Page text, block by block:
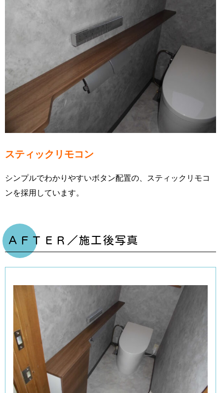
スティックリモコン
シンプルでわかりやすいボタン配置の、スティックリモコ
ンを採用しています。
ＡＦＴＥＲ／施工後写真